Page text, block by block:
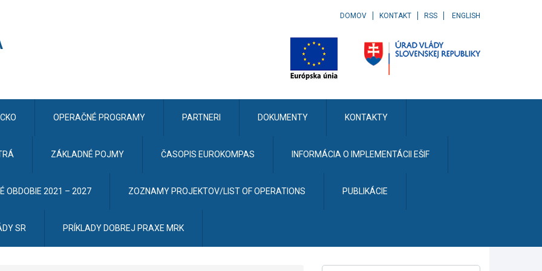
DOMOV KONTAKT RSS ENGLISH
CKO OPERAČNÉ PROGRAMY PARTNERI DOKUMENTY KONTAKTY
ZÁKLADNÉ POJMY ČASOPIS EUROKOMPAS INFORMÁCIA O IMPLEMENTÁCII EŠIF
OBDOBIE 2021 – 2027 ZOZNAMY PROJEKTOV/LIST OF OPERATIONS PUBLIKÁCIE
SR PRÍKLADY DOBREJ PRAXE MRK